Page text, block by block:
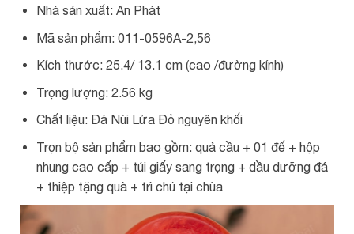
Nhà sản xuất: An Phát
Mã sản phẩm: 011-0596A-2,56
Kích thước: 25.4/ 13.1 cm (cao /đường kính)
Trọng lượng: 2.56 kg
Chất liệu: Đá Núi Lửa Đỏ nguyên khối
Trọn bộ sản phẩm bao gồm: quả cầu + 01 đế + hộp
nhung cao cấp + túi giấy sang trọng + dầu dưỡng đá
+ thiệp tặng quà + trì chú tại chùa